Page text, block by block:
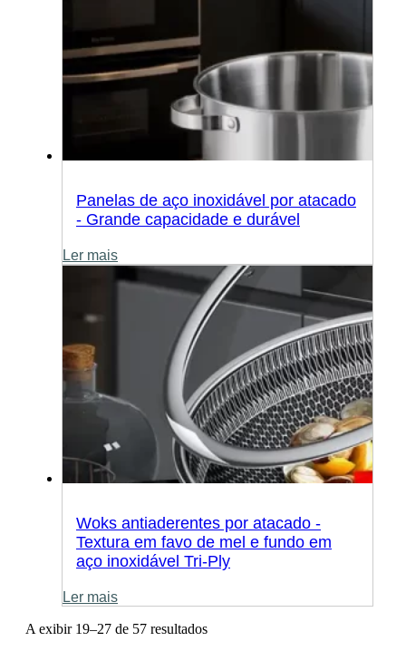
Panelas de aço inoxidável por atacado
- Grande capacidade e durável
Ler mais
Woks antiaderentes por atacado -
Textura em favo de mel e fundo em
aço inoxidável Tri-Ply
Ler mais
A exibir 19–27 de 57 resultados